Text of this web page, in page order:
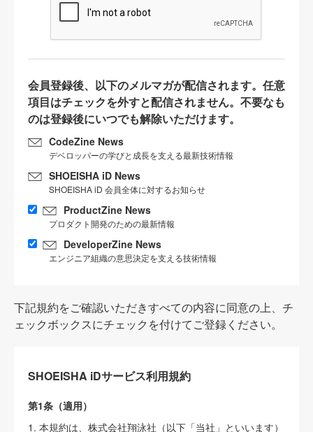
会員登録後、以下のメルマガが配信されます。任意
項目はチェックを外すと配信されません。不要なも
のは登録後にいつでも解除いただけます。
CodeZine News
デベロッパーの学びと成長を支える最新技術情報
SHOEISHA iD News
SHOEISHA iD 会員全体に対するお知らせ
ProductZine News
プロダクト開発のための最新情報
DeveloperZine News
エンジニア組織の意思決定を支える技術情報
下記規約をご確認いただきすべての内容に同意の上、チ
ェックボックスにチェックを付けてご登録ください。
SHOEISHA iDサービス利用規約
第1条（適用）
1. 本規約は、株式会社翔泳社（以下「当社」といいます）